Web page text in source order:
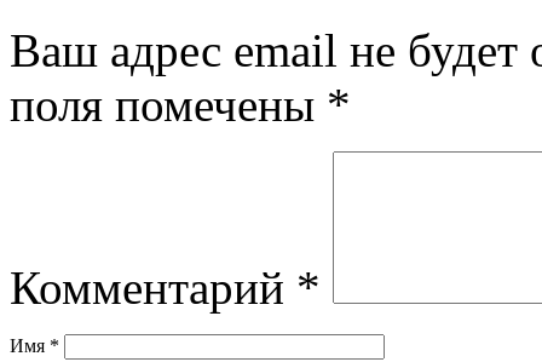
Ваш адрес email не будет
поля помечены *
Комментарий *
Имя *